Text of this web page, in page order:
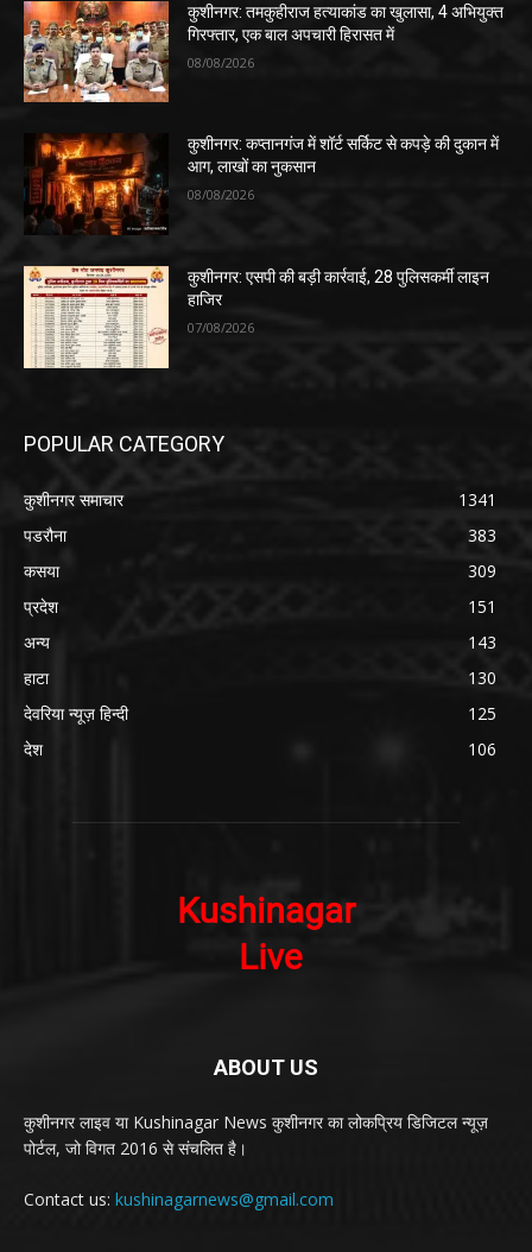
कुशीनगर: तमकुहीराज हत्याकांड का खुलासा, 4 अभियुक्त
गिरफ्तार, एक बाल अपचारी हिरासत में
08/08/2026
कुशीनगर: कप्तानगंज में शॉर्ट सर्किट से कपड़े की दुकान में
आग, लाखों का नुकसान
08/08/2026
कुशीनगर: एसपी की बड़ी कार्रवाई, 28 पुलिसकर्मी लाइन
हाजिर
07/08/2026
POPULAR CATEGORY
कुशीनगर समाचार
1341
पडरौना
383
कसया
309
प्रदेश
151
अन्य
143
हाटा
130
देवरिया न्यूज़ हिन्दी
125
देश
106
ABOUT US
कुशीनगर लाइव या Kushinagar News कुशीनगर का लोकप्रिय डिजिटल न्यूज़
पोर्टल, जो विगत 2016 से संचलित है।
Contact us: kushinagarnews@gmail.com